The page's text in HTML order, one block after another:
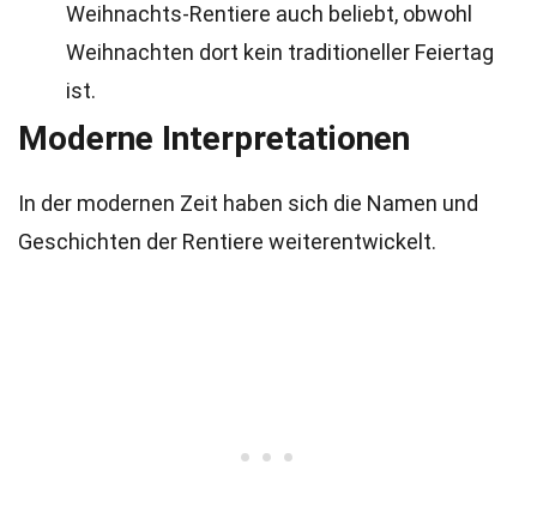
Weihnachts-Rentiere auch beliebt, obwohl
Weihnachten dort kein traditioneller Feiertag
ist.
Moderne Interpretationen
In der modernen Zeit haben sich die Namen und
Geschichten der Rentiere weiterentwickelt.